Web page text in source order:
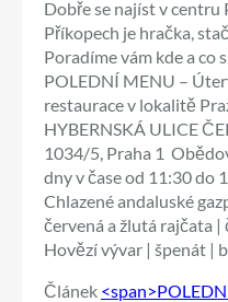
Dobře se najíst v centru
Příkopech je hračka,
Poradíme vám kde a co
POLEDNÍ MENU –
restaurace v lokalitě
HYBERNSKÁ ULICE
1034/5, Praha 1
dny v čase od 11:30 do
Chlazené andaluské
červená a žlutá rajčata
Hovězí vývar | špenát |
Článek